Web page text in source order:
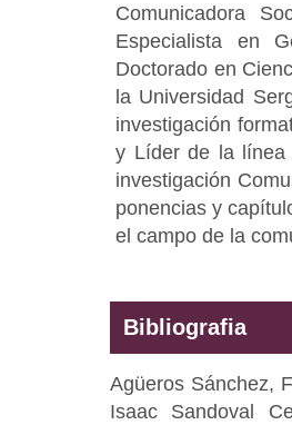
Comunicadora
Especialista en
Doctorado en
la Universidad
investigación
y Líder de la línea
investigación
ponencias y
el campo de la
Bibliografia
Agüeros Sánchez,
Isaac Sandoval